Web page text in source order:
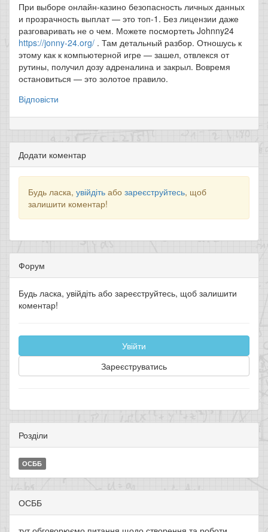
При выборе онлайн-казино безопасность личных данных
и прозрачность выплат — это топ-1. Без лицензии даже
разговаривать не о чем. Можете посмортеть Johnny24
https://jonny-24.org/ . Там детальный разбор. Отношусь к
этому как к компьютерной игре — зашел, отвлекся от
рутины, получил дозу адреналина и закрыл. Вовремя
остановиться — это золотое правило.
Відповісти
Додати коментар
Будь ласка, увійдіть або зареєструйтесь, щоб
залишити коментар!
Форум
Будь ласка, увійдіть або зареєструйтесь, щоб залишити
коментар!
Увійти
Зареєструватись
Розділи
ОСББ
ОСББ